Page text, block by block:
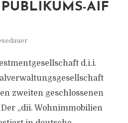
AIF
d.i.i.
zweiten geschlossenen
„dii. Wohnimmobilien